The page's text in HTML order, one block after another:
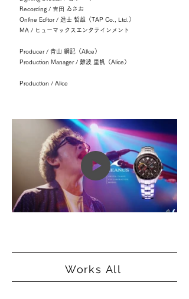
Recording / 吉田 ゐさお
Online Editor / 進士 哲雄（TAP Co., Ltd.）
MA / ヒューマックスエンタテインメント
Producer / 青山 綱記（Alice）
Production Manager / 難波 里帆（Alice）
Production / Alice
Works All